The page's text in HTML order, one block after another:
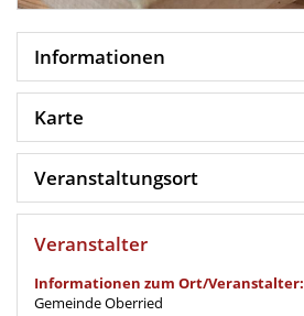
Informationen
Karte
Veranstaltungsort
Veranstalter
Informationen zum Ort/Veranstalter:
Gemeinde Oberried